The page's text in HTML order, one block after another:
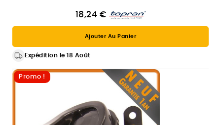
18,24 €
Ajouter Au Panier
Expédition le 18 Août
Promo !